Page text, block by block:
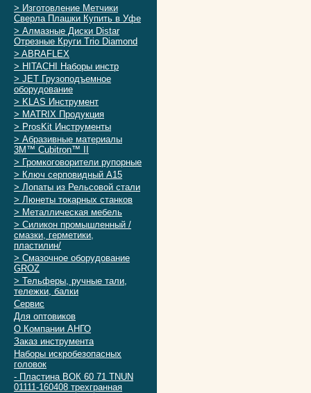
> Изготовление Метчики
Сверла Плашки Купить в Уфе
> Алмазные Диски Distar
Отрезные Круги Trio Diamond
> ABRAFLEX
> HITACHI Наборы инстр
> JET Грузоподъемное
оборудование
> KLAS Инструмент
> MATRIX Продукция
> ProsKit Инструменты
> Абразивные материалы
3M™ Cubitron™ II
> Громкоговорители рупорные
> Ключ серповидный А15
> Лопаты из Рельсовой стали
> Люнеты токарных станков
> Металлическая мебель
> Силикон промышленный /
смазки, герметики,
пластилин/
> Смазочное оборудование
GROZ
> Тельферы, ручные тали,
тележки, балки
Сервис
Для оптовиков
О Компании АНГО
Заказ инструмента
Наборы искробезопасных
головок
- Пластина ВОК 60 71 TNUN
01111-160408 трехгранная